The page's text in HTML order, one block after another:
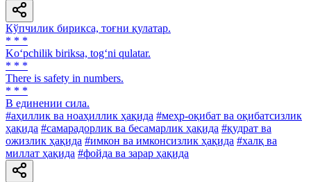
Кўпчилик бирикса, тоғни қулатар.
* * *
Ko‘pchilik biriksa, tog‘ni qulatar.
* * *
There is safety in numbers.
* * *
В единении сила.
#аҳиллик ва ноаҳиллик ҳақида #меҳр-оқибат ва оқибатсизлик
ҳақида #самарадорлик ва бесамарлик ҳақида #қудрат ва
ожизлик ҳақида #имкон ва имконсизлик ҳақида #халқ ва
миллат ҳақида #фойда ва зарар ҳақида